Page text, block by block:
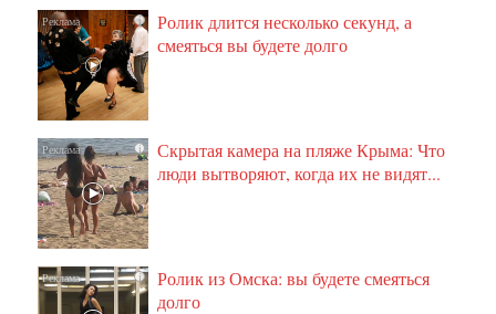
i
Ролик длится несколько секунд, а
смеяться вы будете долго
i
Скрытая камера на пляже Крыма: Что
люди вытворяют, когда их не видят...
i
Ролик из Омска: вы будете смеяться
долго